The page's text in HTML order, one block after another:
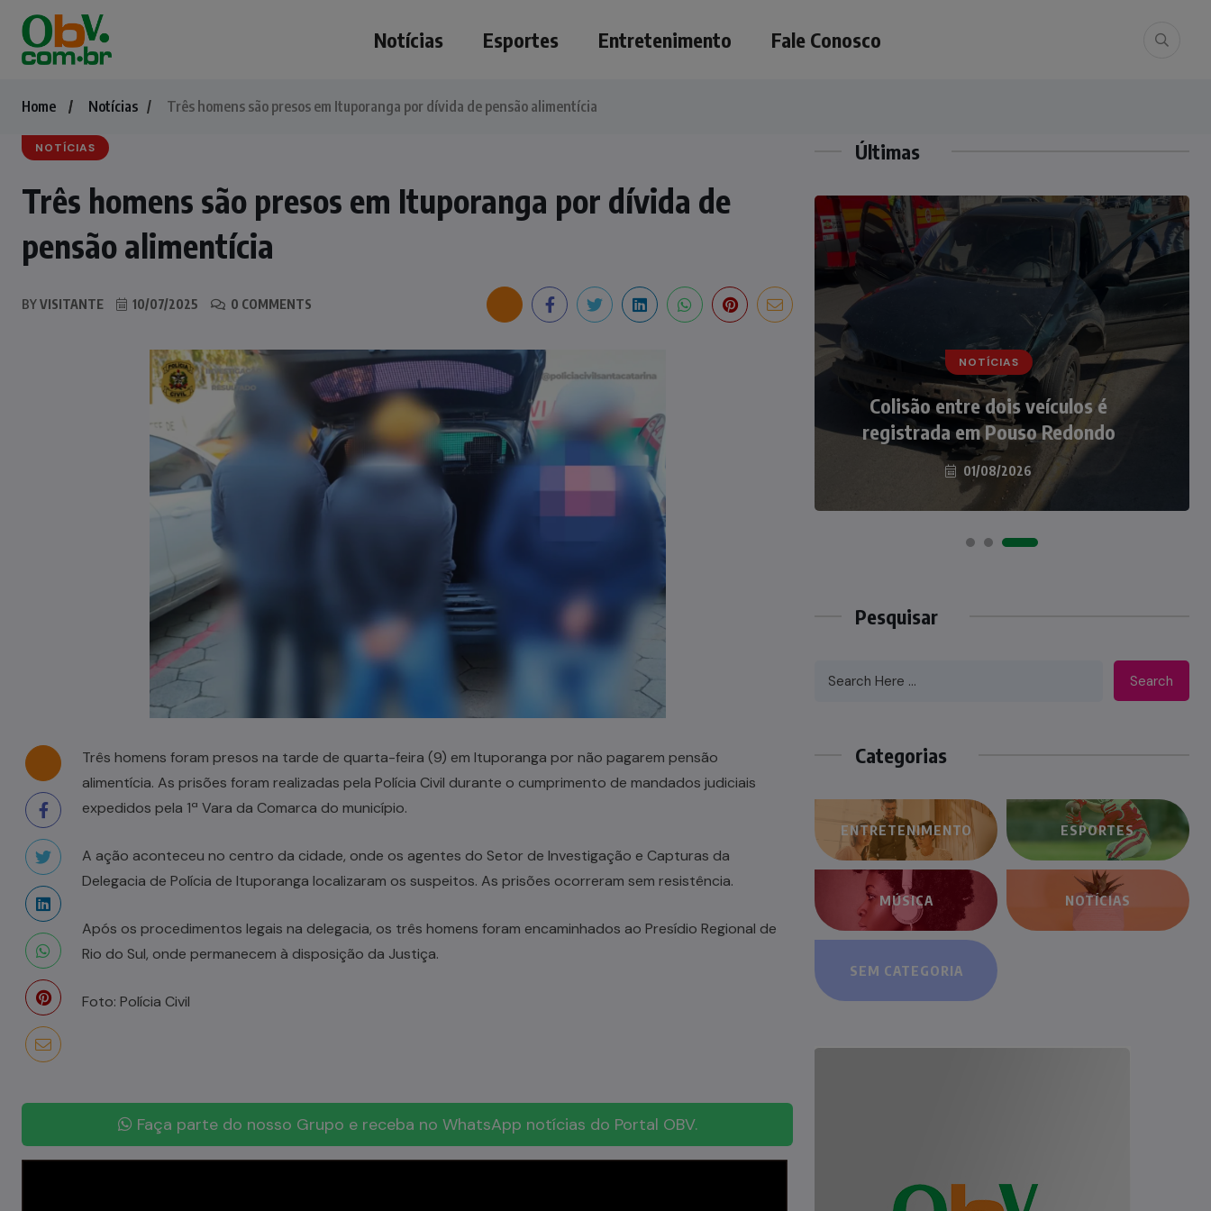
Notícias Esportes Entretenimento Fale Conosco
Home Notícias Três homens são presos em Ituporanga por dívida de pensão alimentícia
NOTÍCIAS
Três homens são presos em Ituporanga por dívida de
pensão alimentícia
BYVISITANTE 10/07/2025 0 COMMENTS
Três homens foram presos na tarde de quarta-feira (9) em Ituporanga por não pagarem pensão
alimentícia. As prisões foram realizadas pela Polícia Civil durante o cumprimento de mandados judiciais
expedidos pela 1ª Vara da Comarca do município.
A ação aconteceu no centro da cidade, onde os agentes do Setor de Investigação e Capturas da
Delegacia de Polícia de Ituporanga localizaram os suspeitos. As prisões ocorreram sem resistência.
Após os procedimentos legais na delegacia, os três homens foram encaminhados ao Presídio Regional de
Rio do Sul, onde permanecem à disposição da Justiça.
Foto: Polícia Civil
Faça parte do nosso Grupo e receba no WhatsApp notícias do Portal OBV.
Últimas
NOTÍCIAS
Tombamento de carreta é
registrado em Pouso Redondo
03/08/2026
NOTÍCIAS
Colisão entre dois veículos é
registrada em Pouso Redondo
01/08/2026
NOTÍCIAS
Irmãos de 7 e 14 anos morrem
atropelados na BR-470 em Pouso
Redondo
04/08/2026
Pesquisar
Search
Categorias
ENTRETENIMENTO ESPORTES
MÚSICA NOTÍCIAS
SEM CATEGORIA